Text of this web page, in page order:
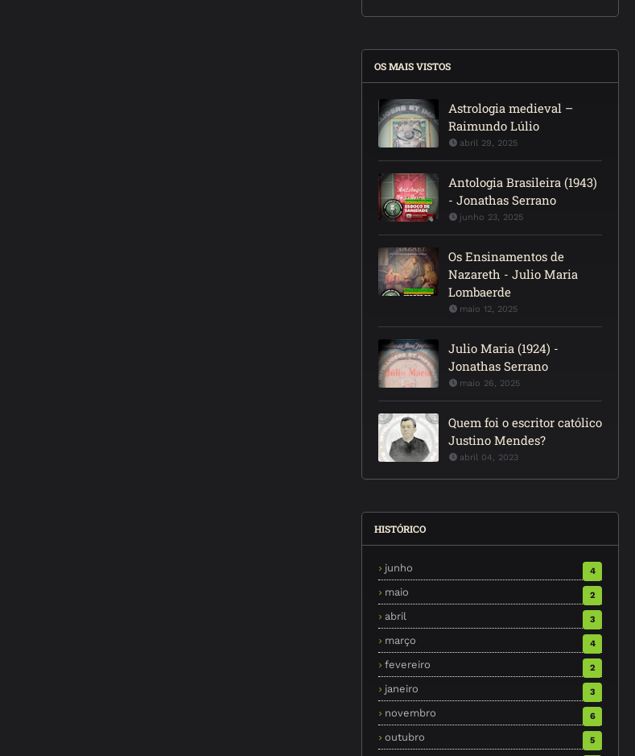
OS MAIS VISTOS
Astrologia medieval –
Raimundo Lúlio
abril 29, 2025
Antologia Brasileira (1943)
- Jonathas Serrano
junho 23, 2025
Os Ensinamentos de
Nazareth - Julio Maria
Lombaerde
maio 12, 2025
Julio Maria (1924) -
Jonathas Serrano
maio 26, 2025
Quem foi o escritor católico
Justino Mendes?
abril 04, 2023
HISTÓRICO
junho 4
maio 2
abril 3
março 4
fevereiro 2
janeiro 3
novembro 6
outubro 5